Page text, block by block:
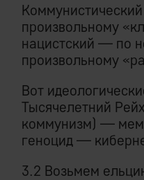
произвольному
нацистский — по
произвольному
Вот
Тысячелетний
коммунизм) —
геноцид —
3.2 Возьмем